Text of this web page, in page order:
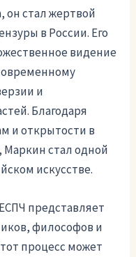
он стал жертвой
в России. Его
видение
и
Благодаря
и открытости в
стал одной
искусстве.
представляет
философов и
процесс может